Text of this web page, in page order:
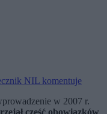
NIL komentuje
w 2007 r.